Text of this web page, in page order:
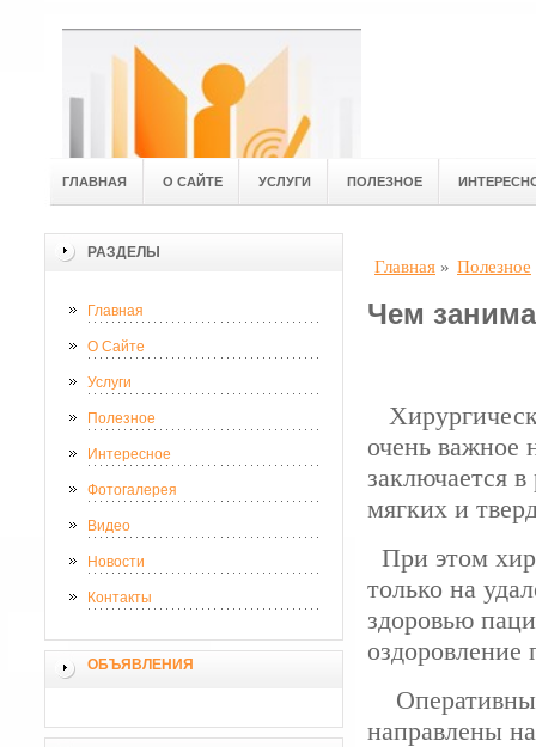
ГЛАВНАЯ О САЙТЕ УСЛУГИ ПОЛЕЗНОЕ
РАЗДЕЛЫ
Главная
О Сайте
Услуги
Полезное
Интересное
Фотогалерея
Видео
Новости
Контакты
ОБЪЯВЛЕНИЯ
Главная » Полезное
Чем
очень важное
заключается
мягких и
При этом
только на
здоровью
оздоровление
направлены